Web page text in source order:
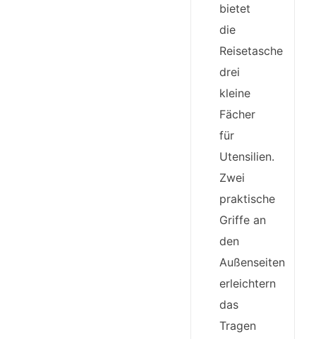
bietet
die
Reisetasche
drei
kleine
Fächer
für
Utensilien.
Zwei
praktische
Griffe an
den
Außenseiten
erleichtern
das
Tragen